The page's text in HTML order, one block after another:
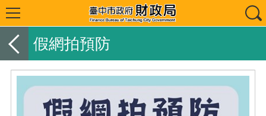
假網拍預防